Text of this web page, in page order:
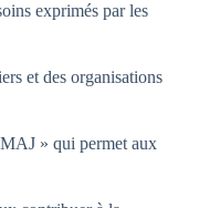
exprimés par les
et des organisations
» qui permet aux